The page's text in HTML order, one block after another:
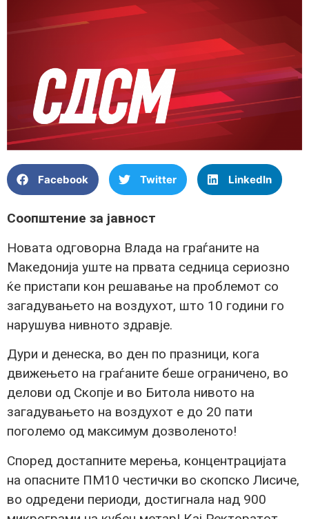
Facebook Twitter LinkedIn
Соопштение за јавност
Новата одговорна Влада на граѓаните на
Македонија уште на првата седница сериозно
ќе пристапи кон решавање на проблемот со
загадувањето на воздухот, што 10 години го
нарушува нивното здравје.
Дури и денеска, во ден по празници, кога
движењето на граѓаните беше ограничено, во
делови од Скопје и во Битола нивото на
загадувањето на воздухот е до 20 пати
поголемо од максимум дозволеното!
Според достапните мерења, концентрацијата
на опасните ПМ10 честички во скопско Лисиче,
во одредени периоди, достигнала над 900